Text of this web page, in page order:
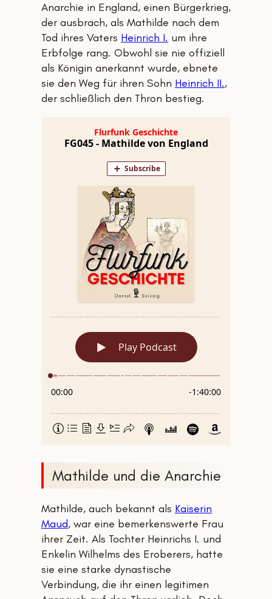
Anarchie in England, einen Bürgerkrieg,
der ausbrach, als Mathilde nach dem
Tod ihres Vaters Heinrich I. um ihre
Erbfolge rang. Obwohl sie nie offiziell
als Königin anerkannt wurde, ebnete
sie den Weg für ihren Sohn Heinrich II.,
der schließlich den Thron bestieg.
Mathilde und die Anarchie
Mathilde, auch bekannt als Kaiserin
Maud, war eine bemerkenswerte Frau
ihrer Zeit. Als Tochter Heinrichs I. und
Enkelin Wilhelms des Eroberers, hatte
sie eine starke dynastische
Verbindung, die ihr einen legitimen